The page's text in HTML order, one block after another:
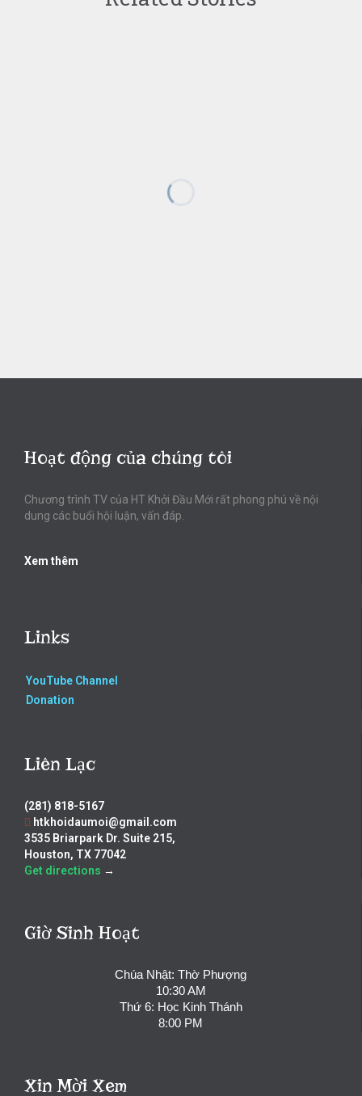
Hoạt động của chúng tôi
Chương trình TV của HT Khởi Đầu Mới rất phong phú về nội
dung các buổi hội luận, vấn đáp.
Xem thêm
Links
YouTube Channel
Donation
Liên Lạc
(281) 818-5167
htkhoidaumoi@gmail.com
3535 Briarpark Dr. Suite 215,
Houston, TX 77042
Get directions →
Giờ Sinh Hoạt
Chúa Nhật: Thờ Phượng
10:30 AM
Thứ 6: Học Kinh Thánh
8:00 PM
Xin Mời Xem